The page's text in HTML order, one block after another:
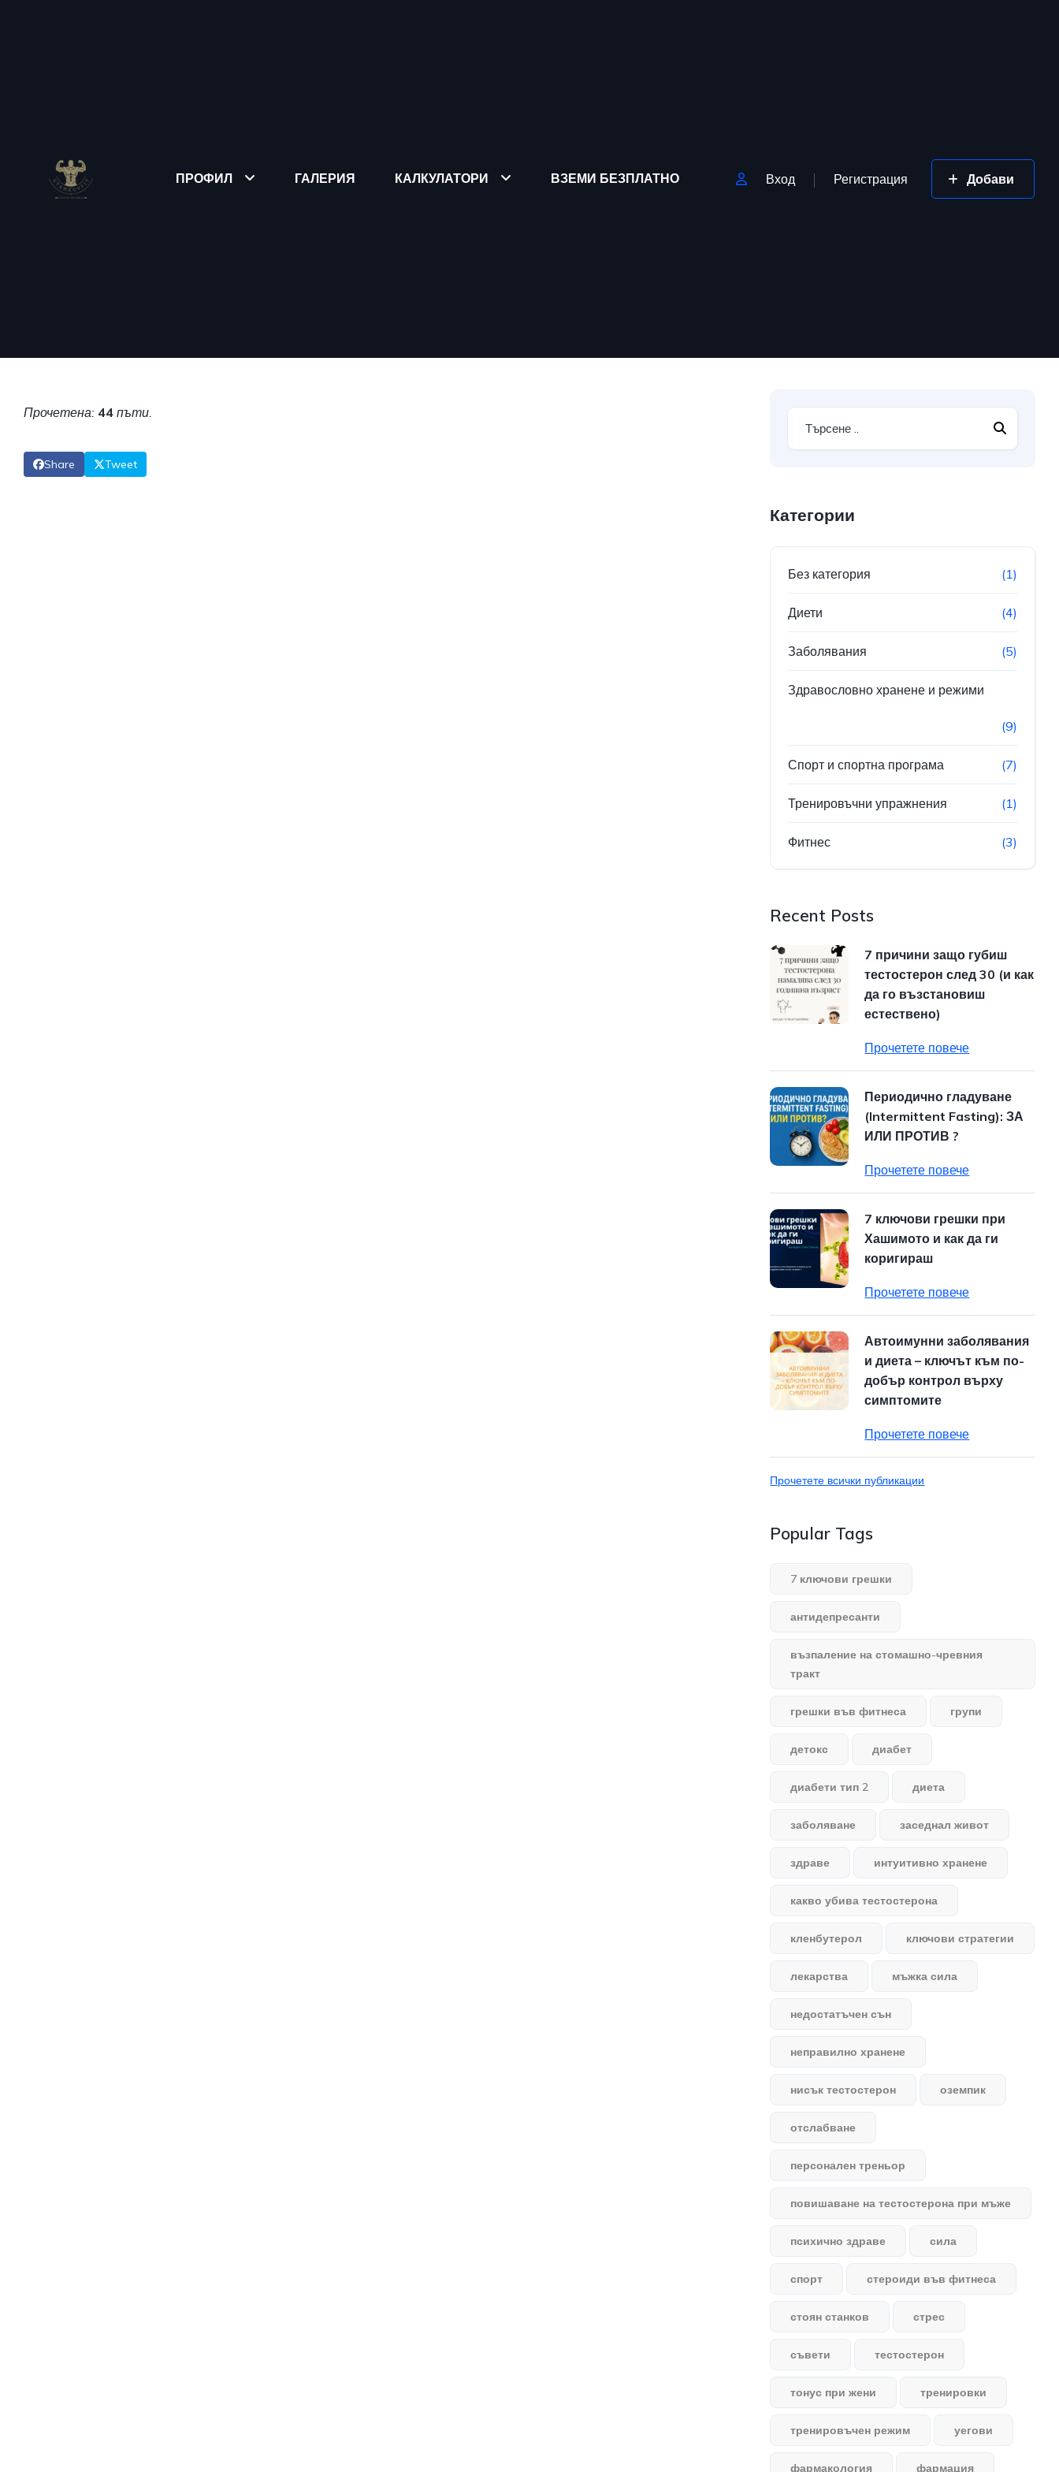
ПРОФИЛ ГАЛЕРИЯ КАЛКУЛАТОРИ ВЗЕМИ БЕЗПЛАТНО Вход Регистрация Добави
Прочетена: 44 пъти.
Share Tweet
Категории
Без категория (1)
Диети (4)
Заболявания (5)
Здравословно хранене и режими
(9)
Спорт и спортна програма (7)
Тренировъчни упражнения (1)
Фитнес (3)
Recent Posts
7 причини защо губиш
тестостерон след 30 (и как
да го възстановиш
естествено)
Прочетете повече
Периодично гладуване
(Intermittent Fasting): ЗА
ИЛИ ПРОТИВ ?
Прочетете повече
7 ключови грешки при
Хашимото и как да ги
коригираш
Прочетете повече
Автоимунни заболявания
и диета – ключът към по-
добър контрол върху
симптомите
Прочетете повече
Прочетете всички публикации
Popular Tags
7 ключови грешки
антидепресанти
възпаление на стомашно-чревния
тракт
грешки във фитнеса групи
детокс диабет
диабети тип 2 диета
заболяване заседнал живот
здраве интуитивно хранене
какво убива тестостерона
кленбутерол ключови стратегии
лекарства мъжка сила
недостатъчен сън
неправилно хранене
нисък тестостерон оземпик
отслабване
персонален треньор
повишаване на тестостерона при мъже
психично здраве сила
спорт стероиди във фитнеса
стоян станков стрес
съвети тестостерон
тонус при жени тренировки
тренировъчен режим уегови
фармакология фармация